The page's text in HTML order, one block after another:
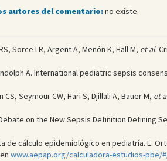
autores del comentario:no existe.
Sorce LR, Argent A, Menón K, Hall M, et al.
A. International pediatric sepsis
Seymour CW, Hari S, Djillali A, Bauer M, et
on the New Sepsis Definition Defining
de cálculo epidemiológico en pediatría. E.
www.aepap.org/calculadora-estudios-pbe/